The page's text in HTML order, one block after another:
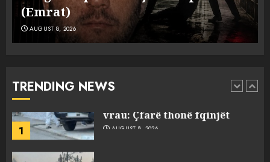
i dyshuar në Kavajë! (Emrat)
AUGUST 8, 2026
TRENDING NEWS
1
Ekzekuzohet me kallash i riu
AUGUST 8, 2026
Fundjava me rrezik të lartë